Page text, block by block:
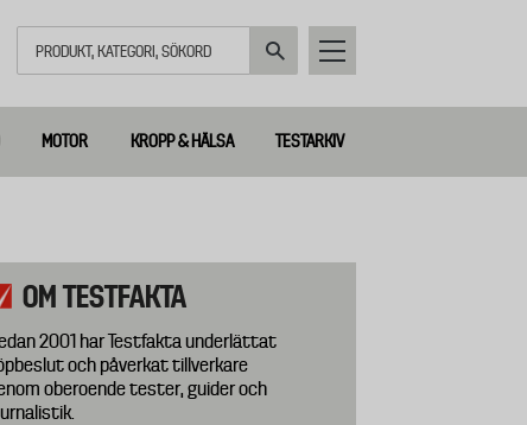
MOTOR KROPP & HÄLSA TESTARKIV
OM TESTFAKTA
2001 har Testfakta underlättat
och påverkat tillverkare
oberoende tester, guider och